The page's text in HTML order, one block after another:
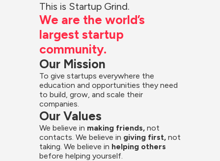
This is Startup Grind.
We are the world’s
largest startup
community.
Our Mission
To give startups everywhere the
education and opportunities they need
to build, grow, and scale their
companies.
Our Values
We believe in making friends, not
contacts. We believe in giving first, not
taking. We believe in helping others
before helping yourself.